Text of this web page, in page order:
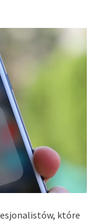
które